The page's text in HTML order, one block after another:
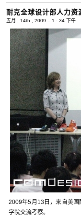
耐克全球设计部人力
五月 , 14th , 2009 -- 1 : 34 下午
2009年5月13日，来自美
学院交流考察。